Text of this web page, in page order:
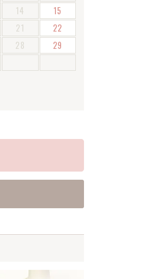
14
15
21
22
28
29